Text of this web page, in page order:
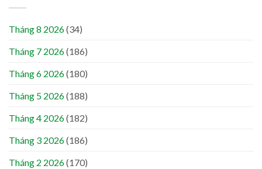
Tháng 8 2026(34)
Tháng 7 2026(186)
Tháng 6 2026(180)
Tháng 5 2026(188)
Tháng 4 2026(182)
Tháng 3 2026(186)
Tháng 2 2026(170)